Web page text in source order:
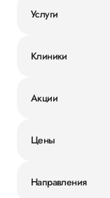
Услуги
Клиники
Акции
Цены
Направления